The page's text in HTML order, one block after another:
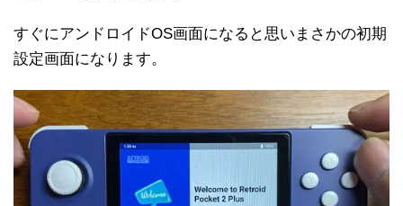
すぐにアンドロイドOS画面になると思いまさかの初期
設定画面になります。